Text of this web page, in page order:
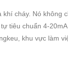
cháy. Nó không
tiêu chuẩn 4-
khu vực làm